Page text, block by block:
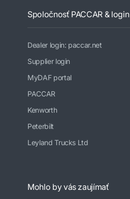
Spoločnosť PACCAR & login
Dealer login: paccar.net
Supplier login
MyDAF portal
PACCAR
Kenworth
Peterbilt
Leyland Trucks Ltd
Mohlo by vás zaujímať